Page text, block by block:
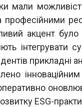
мали
професійними
акцент
інтегрувати
прикладні
ESG-